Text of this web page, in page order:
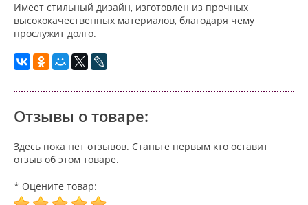
Имеет стильный дизайн, изготовлен из прочных
высококачественных материалов, благодаря чему
прослужит долго.
Отзывы о товаре:
Здесь пока нет отзывов. Станьте первым кто оставит
отзыв об этом товаре.
* Оцените товар: